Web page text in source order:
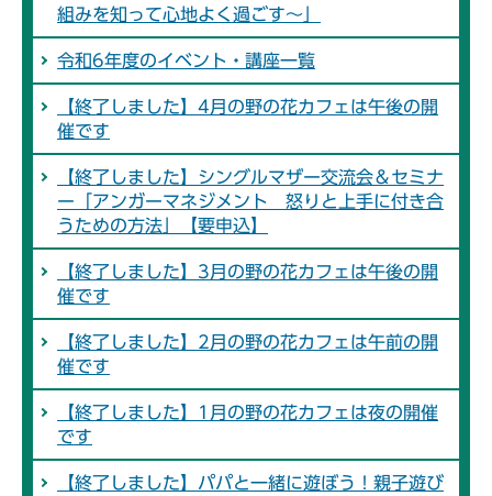
組みを知って心地よく過ごす～」
令和6年度のイベント・講座一覧
【終了しました】4月の野の花カフェは午後の開
催です
【終了しました】シングルマザー交流会＆セミナ
ー「アンガーマネジメント 怒りと上手に付き合
うための方法」【要申込】
【終了しました】3月の野の花カフェは午後の開
催です
【終了しました】2月の野の花カフェは午前の開
催です
【終了しました】1月の野の花カフェは夜の開催
です
【終了しました】パパと一緒に遊ぼう！親子遊び